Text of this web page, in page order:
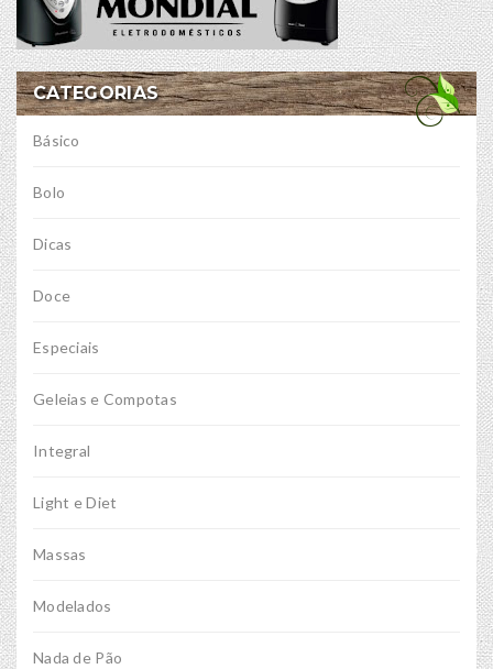
CATEGORIAS
Básico
Bolo
Dicas
Doce
Especiais
Geleias e Compotas
Integral
Light e Diet
Massas
Modelados
Nada de Pão